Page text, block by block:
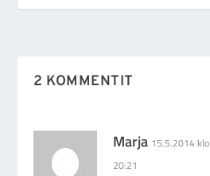
2 KOMMENTIT
Marja 15.5.2014 klo
20:21